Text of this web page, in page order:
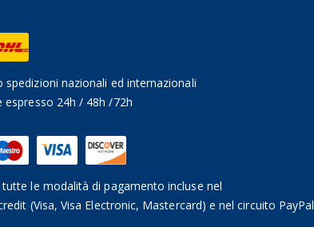
spedizioni nazionali ed internazionali
espresso 24h / 48h /72h
le modalità di pagamento incluse nel
(Visa, Visa Electronic, Mastercard) e nel circuito PayPal